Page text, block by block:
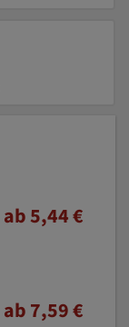
ab 5,44 €
ab 7,59 €